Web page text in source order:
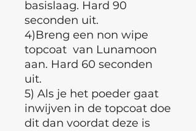
basislaag. Hard 90
seconden uit.
4)Breng een non wipe
topcoat van Lunamoon
aan. Hard 60 seconden
uit.
5) Als je het poeder gaat
inwijven in de topcoat doe
dit dan voordat deze is